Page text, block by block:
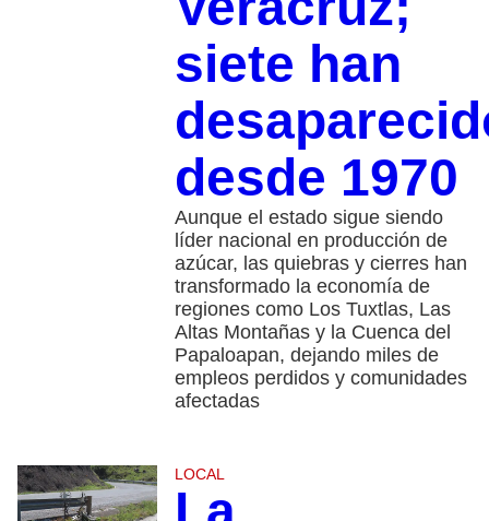
siete han
desde 1970
Aunque el estado sigue siendo
líder nacional en producción de
azúcar, las quiebras y cierres han
transformado la economía de
regiones como Los Tuxtlas, Las
Altas Montañas y la Cuenca del
Papaloapan, dejando miles de
empleos perdidos y comunidades
afectadas
LOCAL